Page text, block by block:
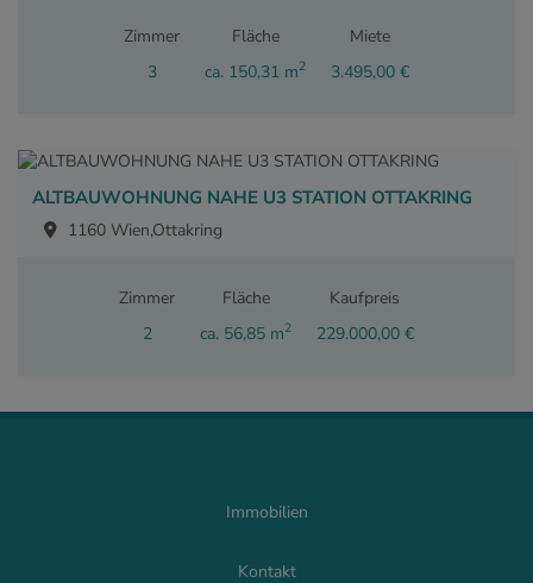
Zimmer
3
Fläche
ca. 150,31 m2
Miete
3.495,00 €
ALTBAUWOHNUNG NAHE U3 STATION OTTAKRING
1160 Wien,Ottakring
Zimmer
2
Fläche
ca. 56,85 m2
Kaufpreis
229.000,00 €
Immobilien
Kontakt